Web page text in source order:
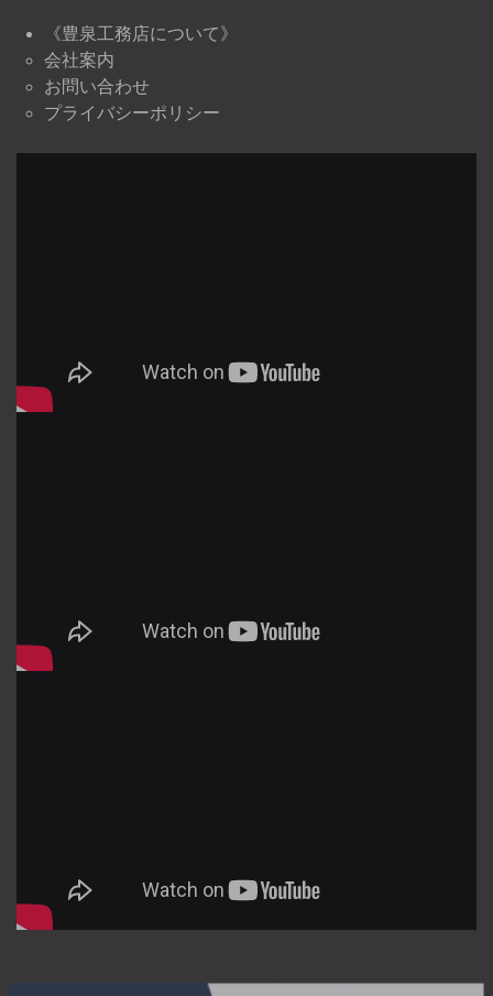
《豊泉工務店について》
会社案内
お問い合わせ
プライバシーポリシー